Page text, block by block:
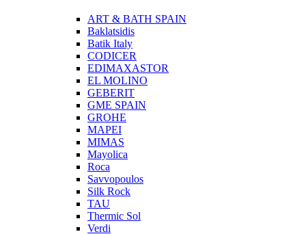
ART & BATH SPAIN
Baklatsidis
Batik Italy
CODICER
EDIMAXASTOR
EL MOLINO
GEBERIT
GME SPAIN
GROHE
MAPEI
MIMAS
Mayolica
Roca
Savvopoulos
Silk Rock
TAU
Thermic Sol
Verdi